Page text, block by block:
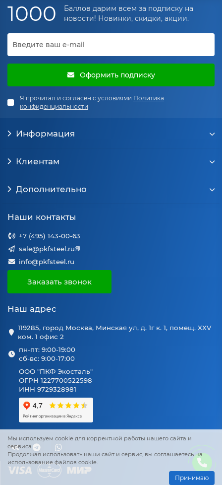
Мы используем cookie для корректной работы нашего сайта и
сервиса.
Продолжая использовать наши сайт и сервис, вы соглашаетесь на
использование файлов cookie.
Принимаю
1000
Баллов дарим всем за подписку на
новости! Новинки, скидки, акции.
Оформить подписку
Я прочитал и согласен с условиями Политика
конфиденциальности
Информация
Клиентам
Дополнительно
Наши контакты
+7 (495) 143-00-63
sale@pkfsteel.ru
info@pkfsteel.ru
Заказать звонок
Наш адрес
119285, город Москва, Минская ул, д. 1г к. 1, помещ. XXV
ком. 1 офис 2
пн-пт: 9:00-19:00
сб-вс: 9:00-17:00
ООО "ПКФ Экосталь"
ОГРН 1227700522598
ИНН 9729328981